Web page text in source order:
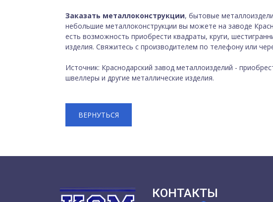
Заказать металлоконструкции, бытовые
небольшие металлоконструкции вы можете на заводе
есть возможность приобрести квадраты, круги,
изделия. Свяжитесь с производителем по телефону или
Источник: Краснодарский завод металлоизделий -
швеллеры и другие металлические изделия.
ВЕРНУТЬСЯ
КОНТАКТЫ